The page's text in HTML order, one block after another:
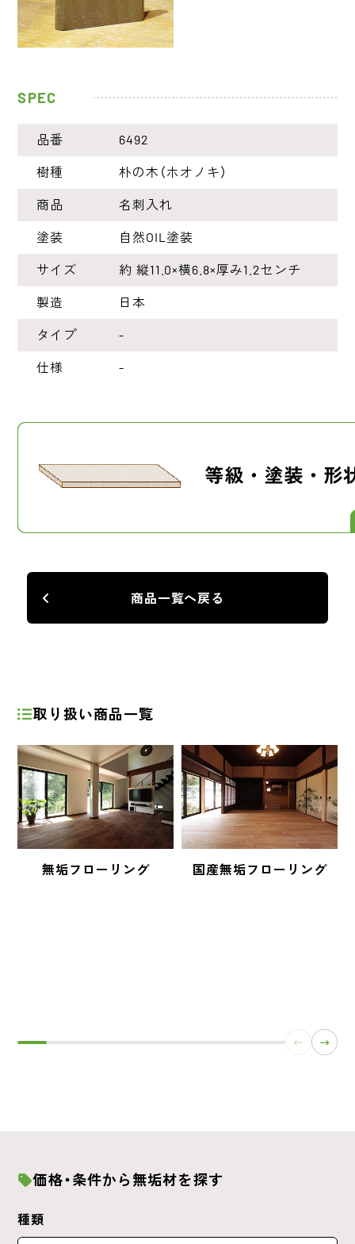
SPEC
品番 6492
樹種 朴の木（ホオノキ）
商品 名刺入れ
塗装 自然OIL塗装
サイズ 約 縦11.0×横6.8×厚み1.2センチ
製造 日本
タイプ -
仕様 -
商品一覧へ戻る
取り扱い商品一覧
無垢フローリング 国産無垢フローリング
価格・条件から無垢材を探す
種類